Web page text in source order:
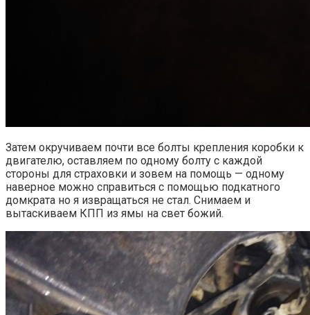
Затем окручиваем почти все болты крепления коробки к
двигателю, оставляем по одному болту с каждой
стороны для страховки и зовем на помощь — одному
наверное можно справиться с помощью подкатного
домкрата но я извращаться не стал. Снимаем и
вытаскиваем КПП из ямы на свет божий.